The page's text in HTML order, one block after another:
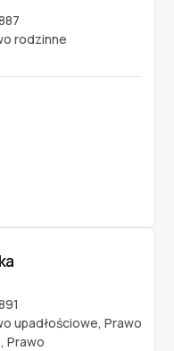
rodzinne
upadłościowe, Prawo
, Prawo